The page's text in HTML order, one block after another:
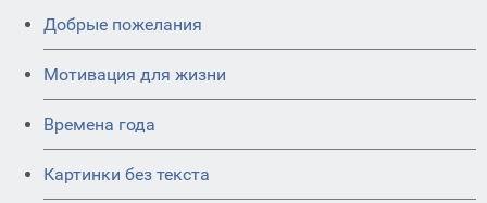
Добрые пожелания
Мотивация для жизни
Времена года
Картинки без текста